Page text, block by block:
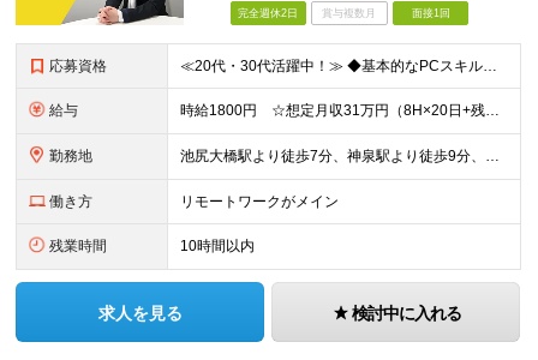
完全週休2日 賞与複数月 面接1回
応募資格 ≪20代・30代活躍中！≫ ◆基本的なPCスキル・ITリテラシー （複数のWeb管理画面や各種ツールの操作に抵抗がなく、仕様が異なる画面でも応用・適応して使える方） ◆細かい作業をミスなく丁寧に対応
給与 時給1800円 ☆想定月収31万円（8H×20日+残業10H） ※交通費全額支給 ※在宅日数に応じて、在宅勤務手当あり
勤務地 池尻大橋駅より徒歩7分、神泉駅より徒歩9分、渋谷駅より徒歩10分 ▼服装：オフィスカジュアル ▼働き方：在宅勤務 ※原則リモートワークの勤務となります。 ※レクチャーについてもリモートで行いますので
働き方 リモートワークがメイン
残業時間 10時間以内
求人を見る 検討中に入れる